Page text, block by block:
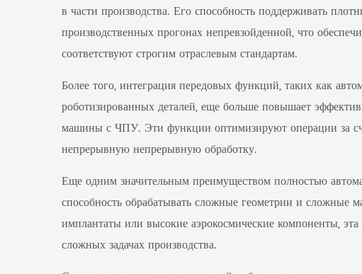
в части производства. Его способность поддерживать
производственных прогонах непревзойденной, что
соответствуют строгим отраслевым стандартам.
Более того, интеграция передовых функций, таких как
роботизированных деталей, еще больше повышает
машины с ЧПУ. Эти функции оптимизируют операции за
непрерывную непрерывную обработку.
Еще одним значительным преимуществом полностью
способность обрабатывать сложные геометрии и сложные
имплантаты или высокие аэрокосмические компоненты,
сложных задачах производства.